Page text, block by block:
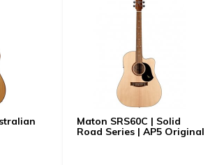
Maton SRS60C | Solid
Road Series | AP5 Original